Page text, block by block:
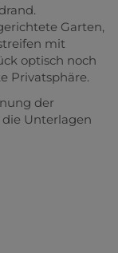
Garten,
mit
optisch noch
Privatsphäre.
der
Unterlagen